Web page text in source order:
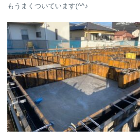
もうまくついています(^^♪